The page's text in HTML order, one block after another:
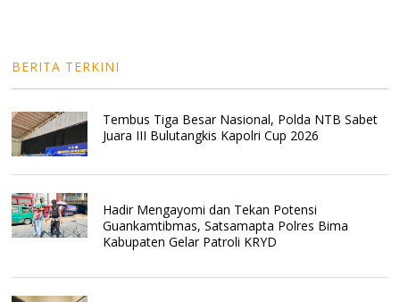
BERITA TERKINI
Tembus Tiga Besar Nasional, Polda NTB Sabet
Juara III Bulutangkis Kapolri Cup 2026
Hadir Mengayomi dan Tekan Potensi
Guankamtibmas, Satsamapta Polres Bima
Kabupaten Gelar Patroli KRYD